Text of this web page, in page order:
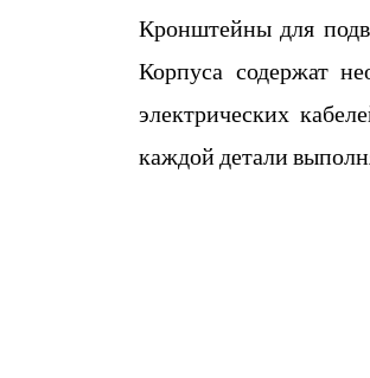
Кронштейны для
Корпуса содержат
электрических
каждой детали